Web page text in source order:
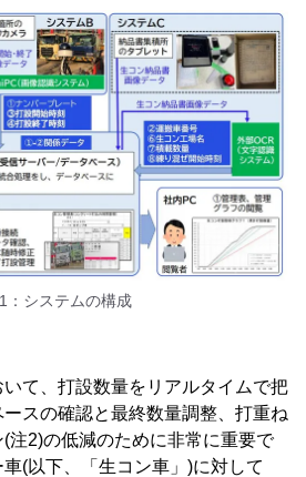
：システムの構成
て、打設数量をリアルタイムで把
スの確認と最終数量調整、打重ね
注2)の低減のために非常に重要で
(以下、「生コン車」)に対して